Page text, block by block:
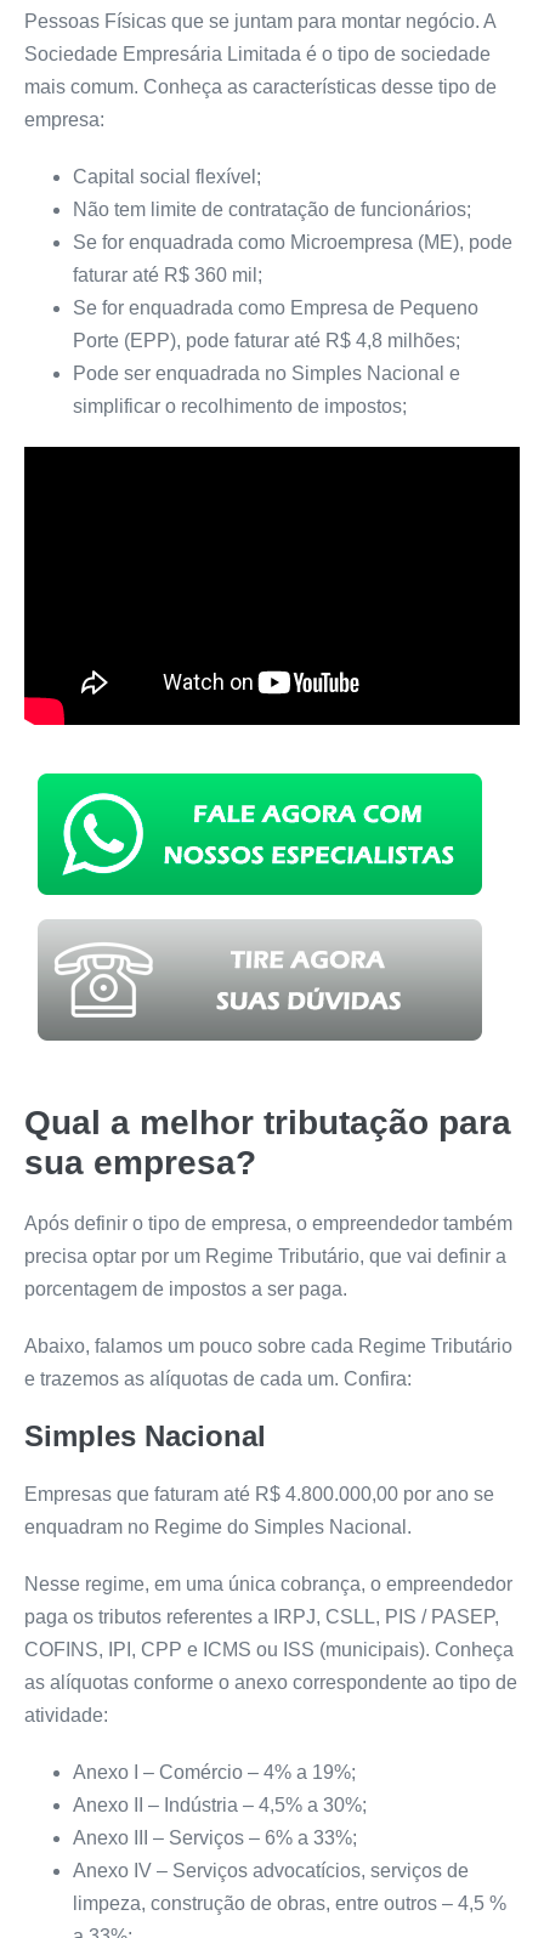
Pessoas Físicas que se juntam para montar negócio. A
Sociedade Empresária Limitada é o tipo de sociedade
mais comum. Conheça as características desse tipo de
empresa:
Capital social flexível;
Não tem limite de contratação de funcionários;
Se for enquadrada como Microempresa (ME), pode
faturar até R$ 360 mil;
Se for enquadrada como Empresa de Pequeno
Porte (EPP), pode faturar até R$ 4,8 milhões;
Pode ser enquadrada no Simples Nacional e
simplificar o recolhimento de impostos;
Qual a melhor tributação para
sua empresa?
Após definir o tipo de empresa, o empreendedor também
precisa optar por um Regime Tributário, que vai definir a
porcentagem de impostos a ser paga.
Abaixo, falamos um pouco sobre cada Regime Tributário
e trazemos as alíquotas de cada um. Confira:
Simples Nacional
Empresas que faturam até R$ 4.800.000,00 por ano se
enquadram no Regime do Simples Nacional.
Nesse regime, em uma única cobrança, o empreendedor
paga os tributos referentes a IRPJ, CSLL, PIS / PASEP,
COFINS, IPI, CPP e ICMS ou ISS (municipais). Conheça
as alíquotas conforme o anexo correspondente ao tipo de
atividade:
Anexo I – Comércio – 4% a 19%;
Anexo II – Indústria – 4,5% a 30%;
Anexo III – Serviços – 6% a 33%;
Anexo IV – Serviços advocatícios, serviços de
limpeza, construção de obras, entre outros – 4,5 %